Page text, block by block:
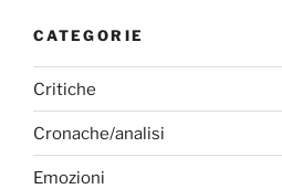
CATEGORIE
Critiche
Cronache/analisi
Emozioni